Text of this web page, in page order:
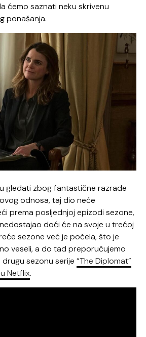
ćemo saznati neku skrivenu
ponašanja.
gledati zbog fantastične razrade
odnosa, taj dio neće
prema posljednjoj epizodi sezone,
doći će na svoje u trećoj
sezone već je počela, što je
veseli, a do tad preporučujemo
sezonu serije“The Diplomat”
Netflix.